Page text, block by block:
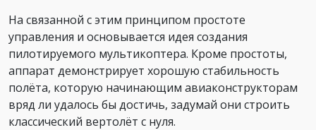
На связанной с этим принципом простоте
управления и основывается идея создания
пилотируемого мультикоптера. Кроме простоты,
аппарат демонстрирует хорошую стабильность
полёта, которую начинающим авиаконструкторам
вряд ли удалось бы достичь, задумай они строить
классический вертолёт с нуля.